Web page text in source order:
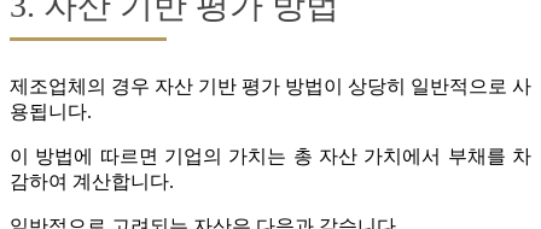
제조업체의 경우 자산 기반 평가 방법이 상당히 일반적으로 사
용됩니다.
이 방법에 따르면 기업의 가치는 총 자산 가치에서 부채를 차
감하여 계산합니다.